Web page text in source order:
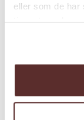
eller som de har